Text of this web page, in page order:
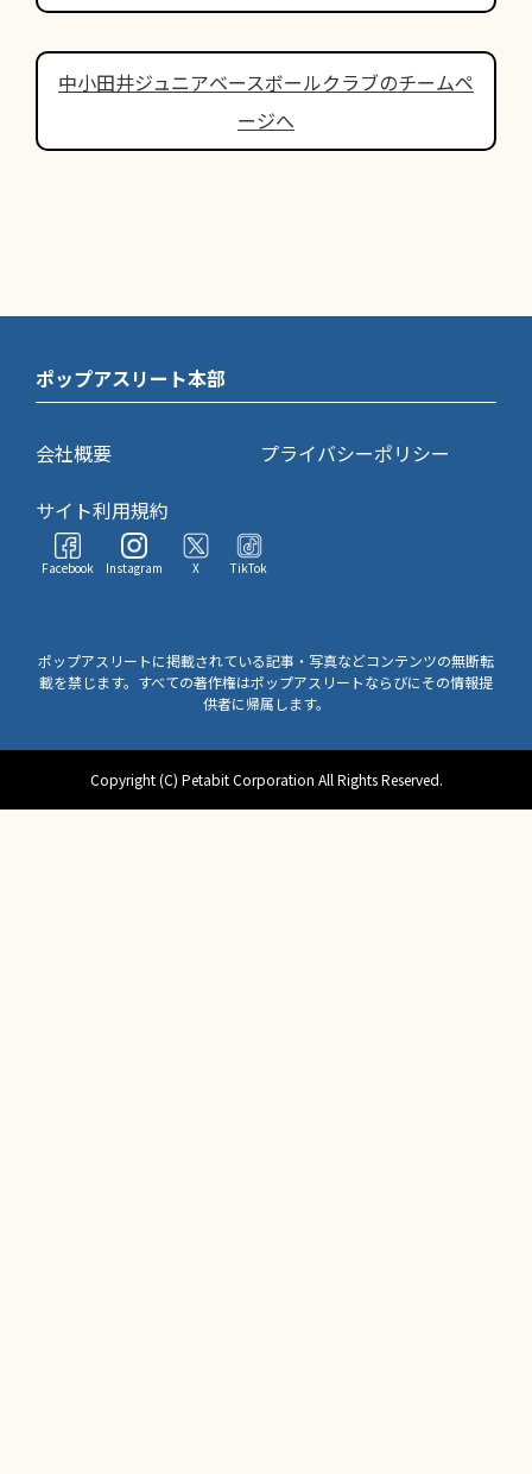
中小田井ジュニアベースボールクラブのチームペ
ージへ
ポップアスリート本部
会社概要
プライバシーポリシー
サイト利用規約
Facebook Instagram X TikTok
ポップアスリートに掲載されている記事・写真などコンテンツの無断転
載を禁じます。すべての著作権はポップアスリートならびにその情報提
供者に帰属します。
Copyright (C) Petabit Corporation All Rights Reserved.